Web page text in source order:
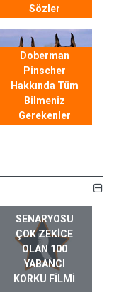
Sözler
Doberman
Pinscher
Hakkında Tüm
Bilmeniz
Gerekenler
SENARYOSU
ÇOK ZEKICE
OLAN 100
YABANCI
KORKU FILMI